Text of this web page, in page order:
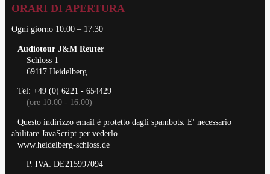
ORARI DI APERTURA
Ogni giorno 10:00 – 17:30
Audiotour J&M Reuter
Schloss 1
69117 Heidelberg
Tel: +49 (0) 6221 - 654429
(ore 10:00 - 16:00)
Questo indirizzo email è protetto dagli spambots. E' necessario
abilitare JavaScript per vederlo.
www.heidelberg-schloss.de
P. IVA: DE215997094